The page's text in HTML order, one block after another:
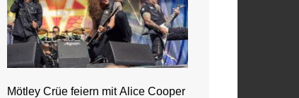
Mötley Crüe feiern mit Alice Cooper